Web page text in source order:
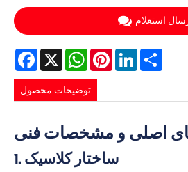
استعلام
Facebook
X WhatsAppPinterestLinkedIn
توضیحات محصول
اصلی و مشخصات فنی
1. ساختار کلاسیک